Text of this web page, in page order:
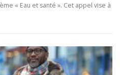
« Eau et santé ». Cet appel vise à